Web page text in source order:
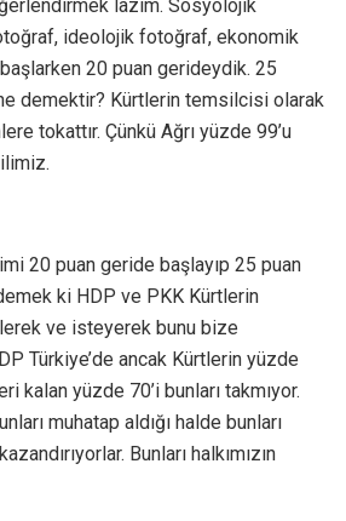
lazım. Sosyolojik
ideolojik fotoğraf, ekonomik
20 puan gerideydik. 25
demektir? Kürtlerin temsilcisi olarak
tokattır. Çünkü Ağrı yüzde 99’u
20 puan geride başlayıp 25 puan
ki HDP ve PKK Kürtlerin
ve isteyerek bunu bize
Türkiye’de ancak Kürtlerin yüzde
kalan yüzde 70’i bunları takmıyor.
muhatap aldığı halde bunları
Bunları halkımızın